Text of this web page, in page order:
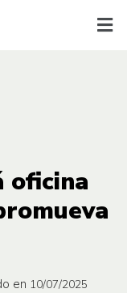
oficina
en 10/07/2025